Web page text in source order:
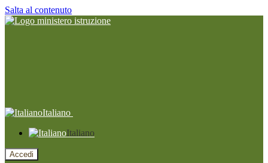
Salta al contenuto
Italiano
Italiano
Accedi